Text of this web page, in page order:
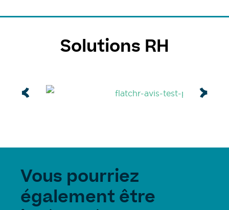
Solutions RH
Vous pourriez
également être